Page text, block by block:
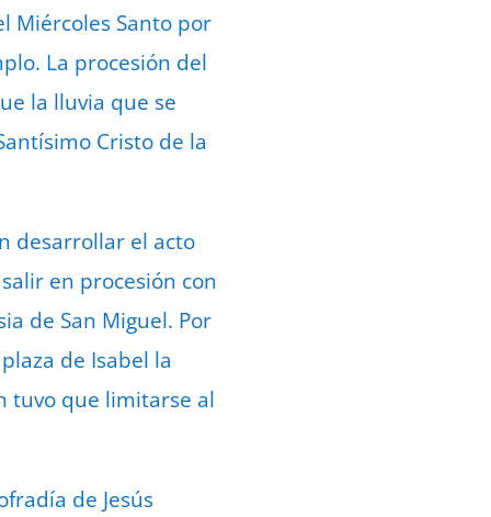
Miércoles Santo por
La procesión del
la lluvia que se
Cristo de la
desarrollar el acto
en procesión con
de San Miguel. Por
de Isabel la
tuvo que limitarse al
de Jesús